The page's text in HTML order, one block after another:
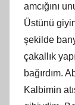
amcığını
Üstünü
şekilde
çakallık
bağırdım.
Kalbimin